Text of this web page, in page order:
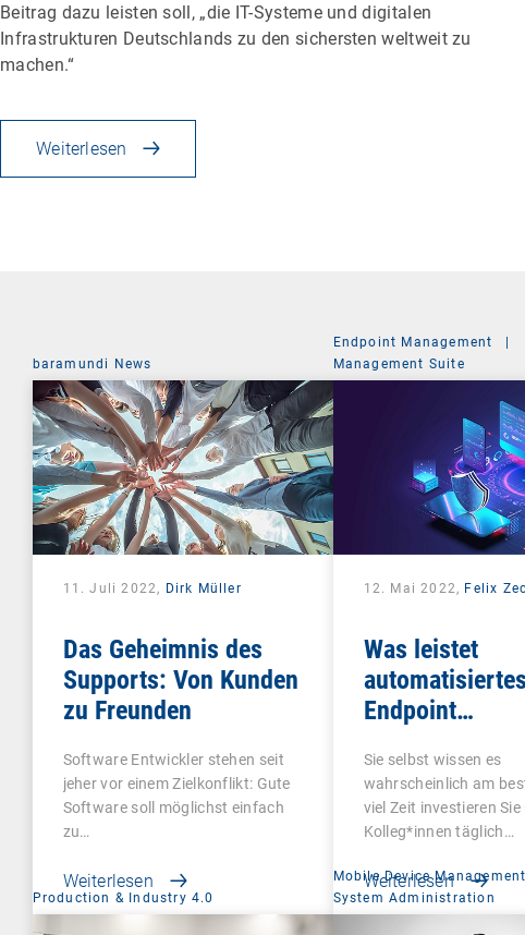
Beitrag dazu leisten soll, „die IT-Systeme und digitalen
Infrastrukturen Deutschlands zu den sichersten weltweit zu
machen.“
Weiterlesen
baramundi News
11. Juli 2022, Dirk Müller
Das Geheimnis des
Supports: Von Kunden
zu Freunden
Software Entwickler stehen seit
jeher vor einem Zielkonflikt: Gute
Software soll möglichst einfach
zu…
Weiterlesen
Endpoint Management
|
Management Suite
12. Mai 2022, Felix
Was leistet
Endpoint
Sie selbst wissen es
wahrscheinlich am
viel Zeit investieren
Kolleg*innen täglich…
Weiterlesen
Production & Industry 4.0
Mobile Device
System Administration